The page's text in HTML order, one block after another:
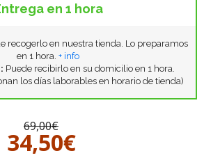
en 1 hora
recogerlo en nuestra tienda. Lo preparamos
en 1 hora. + info
Puede recibirlo en su domicilio en 1 hora.
los días laborables en horario de tienda)
69,00€
34,50€